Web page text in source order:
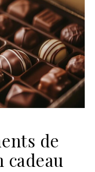
de
cadeau